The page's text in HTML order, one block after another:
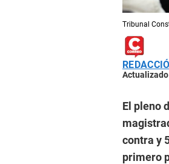
Tribunal
El pleno
contra y
primero